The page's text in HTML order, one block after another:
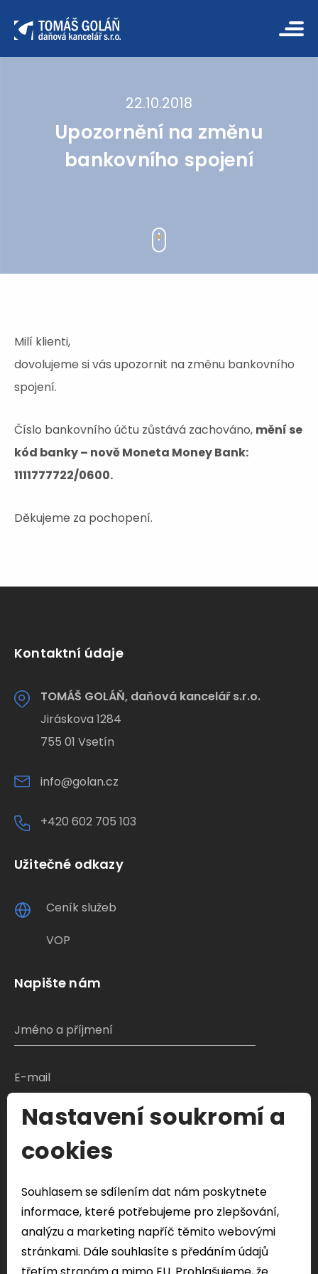
22.10.2018
Upozornění na změnu
bankovního spojení
Milí klienti,
dovolujeme si vás upozornit na změnu bankovního
spojení.
Číslo bankovního účtu zůstává zachováno, mění se
kód banky – nově Moneta Money Bank:
1111777722/0600.
Děkujeme za pochopení.
Kontaktní údaje
TOMÁŠ GOLÁŇ, daňová kancelář s.r.o.
Jiráskova 1284
755 01 Vsetín
info@golan.cz
+420 602 705 103
Užitečné odkazy
Ceník služeb
VOP
Napište nám
S čím Vám můžeme pomoci?
Odeslat formulář
Veškeré Vaše osobní údaje odeslány přes tento
formulář budou použity pouze k řešení vašeho
dotazu.
Nastavení soukromí a
cookies
Souhlasem se sdílením dat nám poskytnete
informace, které potřebujeme pro zlepšování,
analýzu a marketing napříč těmito webovými
stránkami. Dále souhlasíte s předáním údajů